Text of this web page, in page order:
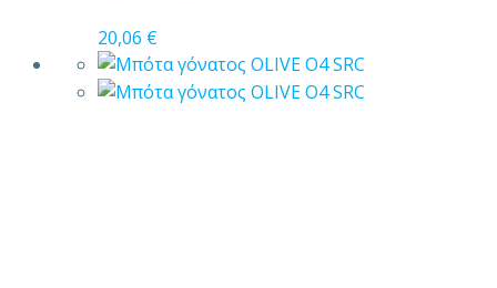
20,06 €